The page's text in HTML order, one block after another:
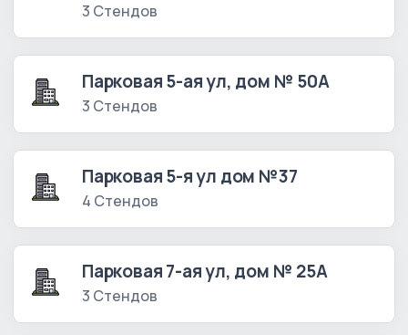
3 Стендов
Парковая 5-ая ул, дом № 50А
3 Стендов
Парковая 5-я ул дом №37
4 Стендов
Парковая 7-ая ул, дом № 25А
3 Стендов